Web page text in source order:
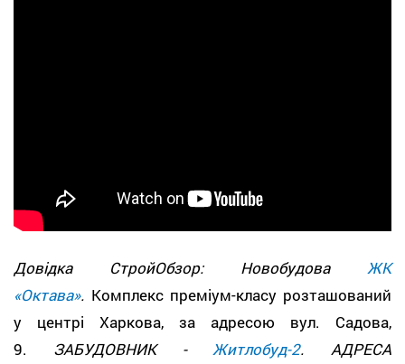
Довідка СтройОбзор: Новобудова ЖК
«Октава». Комплекс преміум-класу розташований
у центрі Харкова, за адресою вул. Садова,
9. ЗАБУДОВНИК -Житлобуд-2. АДРЕСА